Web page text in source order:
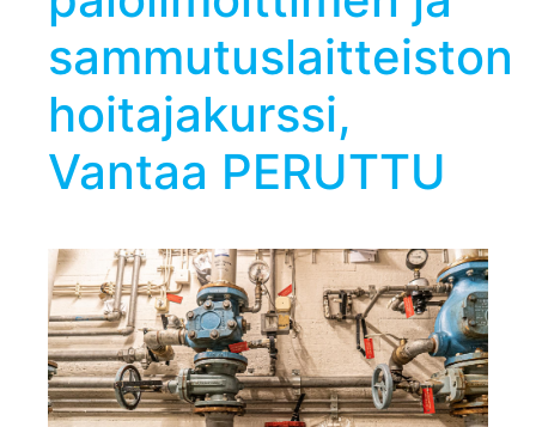
sammutuslaitteiston
hoitajakurssi,
Vantaa PERUTTU